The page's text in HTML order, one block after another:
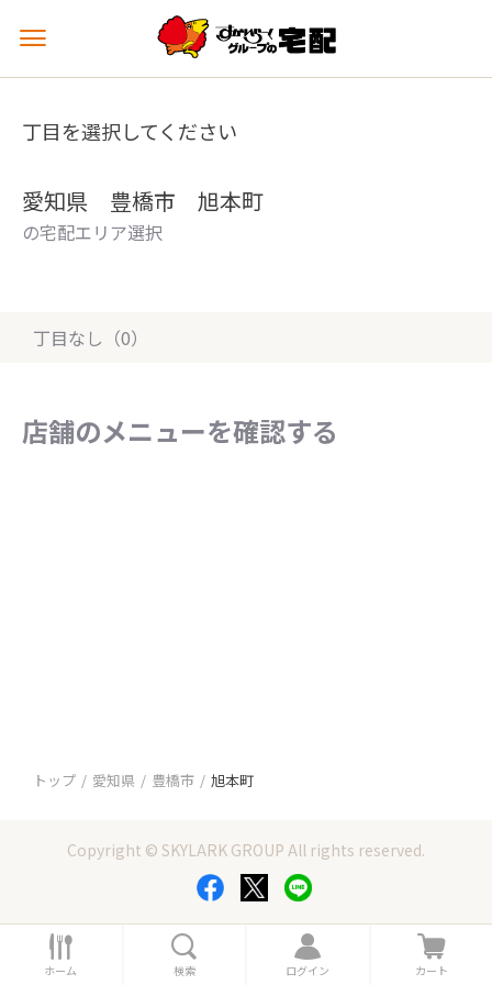
メ
ュ
を
丁目を選択してください
愛知県 豊橋市 旭本町
の宅配エリア選択
丁目なし（0）
店舗のメニューを確認する
トップ 愛知県 豊橋市 旭本町
Copyright © SKYLARK GROUP All rights reserved.
ホ
ー
ホーム 索
検索
ロ
グ
ログイン
カ
ー
カート